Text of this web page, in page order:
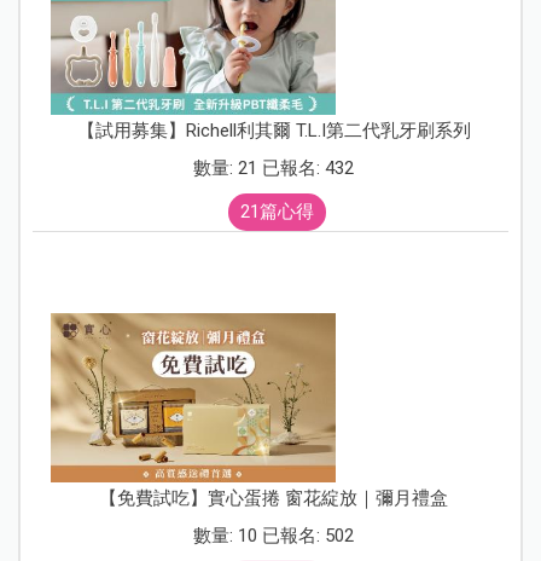
【試用募集】Richell利其爾 T.L.I第二代乳牙刷系列
數量: 21 已報名: 432
21篇心得
【免費試吃】實心蛋捲 窗花綻放｜彌月禮盒
數量: 10 已報名: 502